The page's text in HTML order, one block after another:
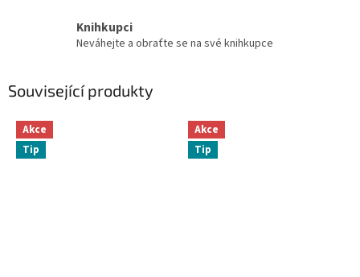
Knihkupci
Neváhejte a obraťte se na své knihkupce
Související produkty
Akce
Tip
Akce
Tip